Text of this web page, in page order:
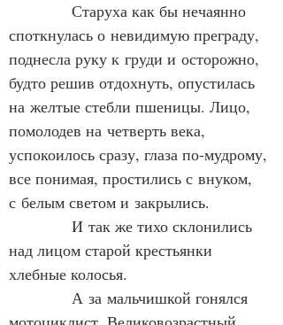
Старуха как бы нечаянно
споткнулась о невидимую преграду,
поднесла руку к груди и осторожно,
будто решив отдохнуть, опустилась
на желтые стебли пшеницы. Лицо,
помолодев на четверть века,
успокоилось сразу, глаза по‑мудрому,
все понимая, простились с внуком,
с белым светом и закрылись.
И так же тихо склонились
над лицом старой крестьянки
хлебные колосья.
А за мальчишкой гонялся